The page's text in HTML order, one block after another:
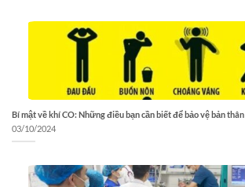
Bí mật về khí CO: Những điều bạn cần biết để bảo vệ bản thân
03/10/2024